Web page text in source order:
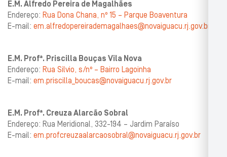
E.M. Alfredo Pereira de Magalhães
Endereço: Rua Dona Chana, nº 15 – Parque Boaventura
E-mail: em.alfredopereirademagalhaes@novaiguacu.rj.gov.br
E.M. Profª. Priscilla Bouças Vila Nova
Endereço: Rua Silvio, s/nº – Bairro Lagoinha
E-mail: em.priscilla_boucas@novaiguacu.rj.gov.br
E.M. Profª. Creuza Alarcão Sobral
Endereço: Rua Meridional, 332-194 – Jardim Paraíso
E-mail: em.profcreuzaalarcaosobral@novaiguacu.rj.gov.br